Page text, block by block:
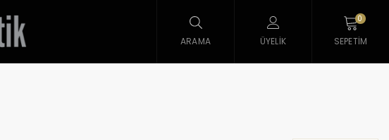
ARAMA ÜYELIK
0
SEPETIM